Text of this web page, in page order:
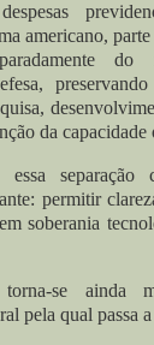
americano,
da capacidade
essa
permitir
soberania
se ainda
pela qual passa